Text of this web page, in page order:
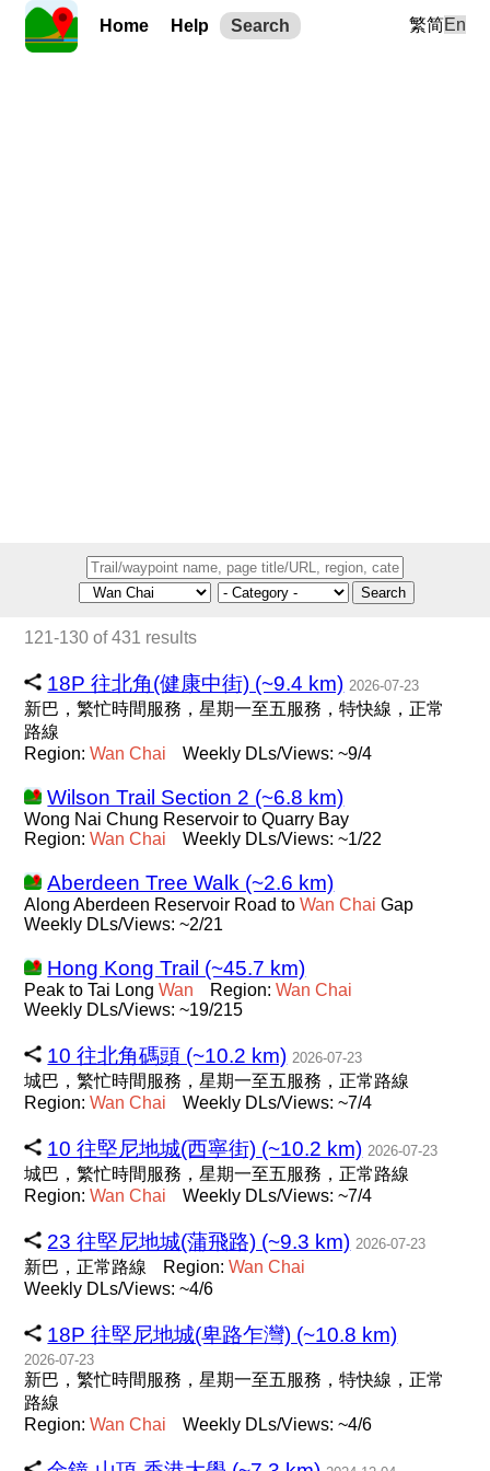
Home Help Search 繁简En
Search
121-130 of 431 results
18P 往北角(健康中街) (~9.4 km) 2026-07-23
新巴，繁忙時間服務，星期一至五服務，特快線，正常
路線
Region:Wan Chai Weekly DLs/Views: ~9/4
Wilson Trail Section 2 (~6.8 km)
Wong Nai Chung Reservoir to Quarry Bay
Region:Wan Chai Weekly DLs/Views: ~1/22
Aberdeen Tree Walk (~2.6 km)
Along Aberdeen Reservoir Road toWan Chai Gap
Weekly DLs/Views: ~2/21
Hong Kong Trail (~45.7 km)
Peak to Tai LongWan Region:Wan Chai
Weekly DLs/Views: ~19/215
10 往北角碼頭 (~10.2 km) 2026-07-23
城巴，繁忙時間服務，星期一至五服務，正常路線
Region:Wan Chai Weekly DLs/Views: ~7/4
10 往堅尼地城(西寧街) (~10.2 km) 2026-07-23
城巴，繁忙時間服務，星期一至五服務，正常路線
Region:Wan Chai Weekly DLs/Views: ~7/4
23 往堅尼地城(蒲飛路) (~9.3 km) 2026-07-23
新巴，正常路線 Region:Wan Chai
Weekly DLs/Views: ~4/6
18P 往堅尼地城(卑路乍灣) (~10.8 km)
2026-07-23
新巴，繁忙時間服務，星期一至五服務，特快線，正常
路線
Region:Wan Chai Weekly DLs/Views: ~4/6